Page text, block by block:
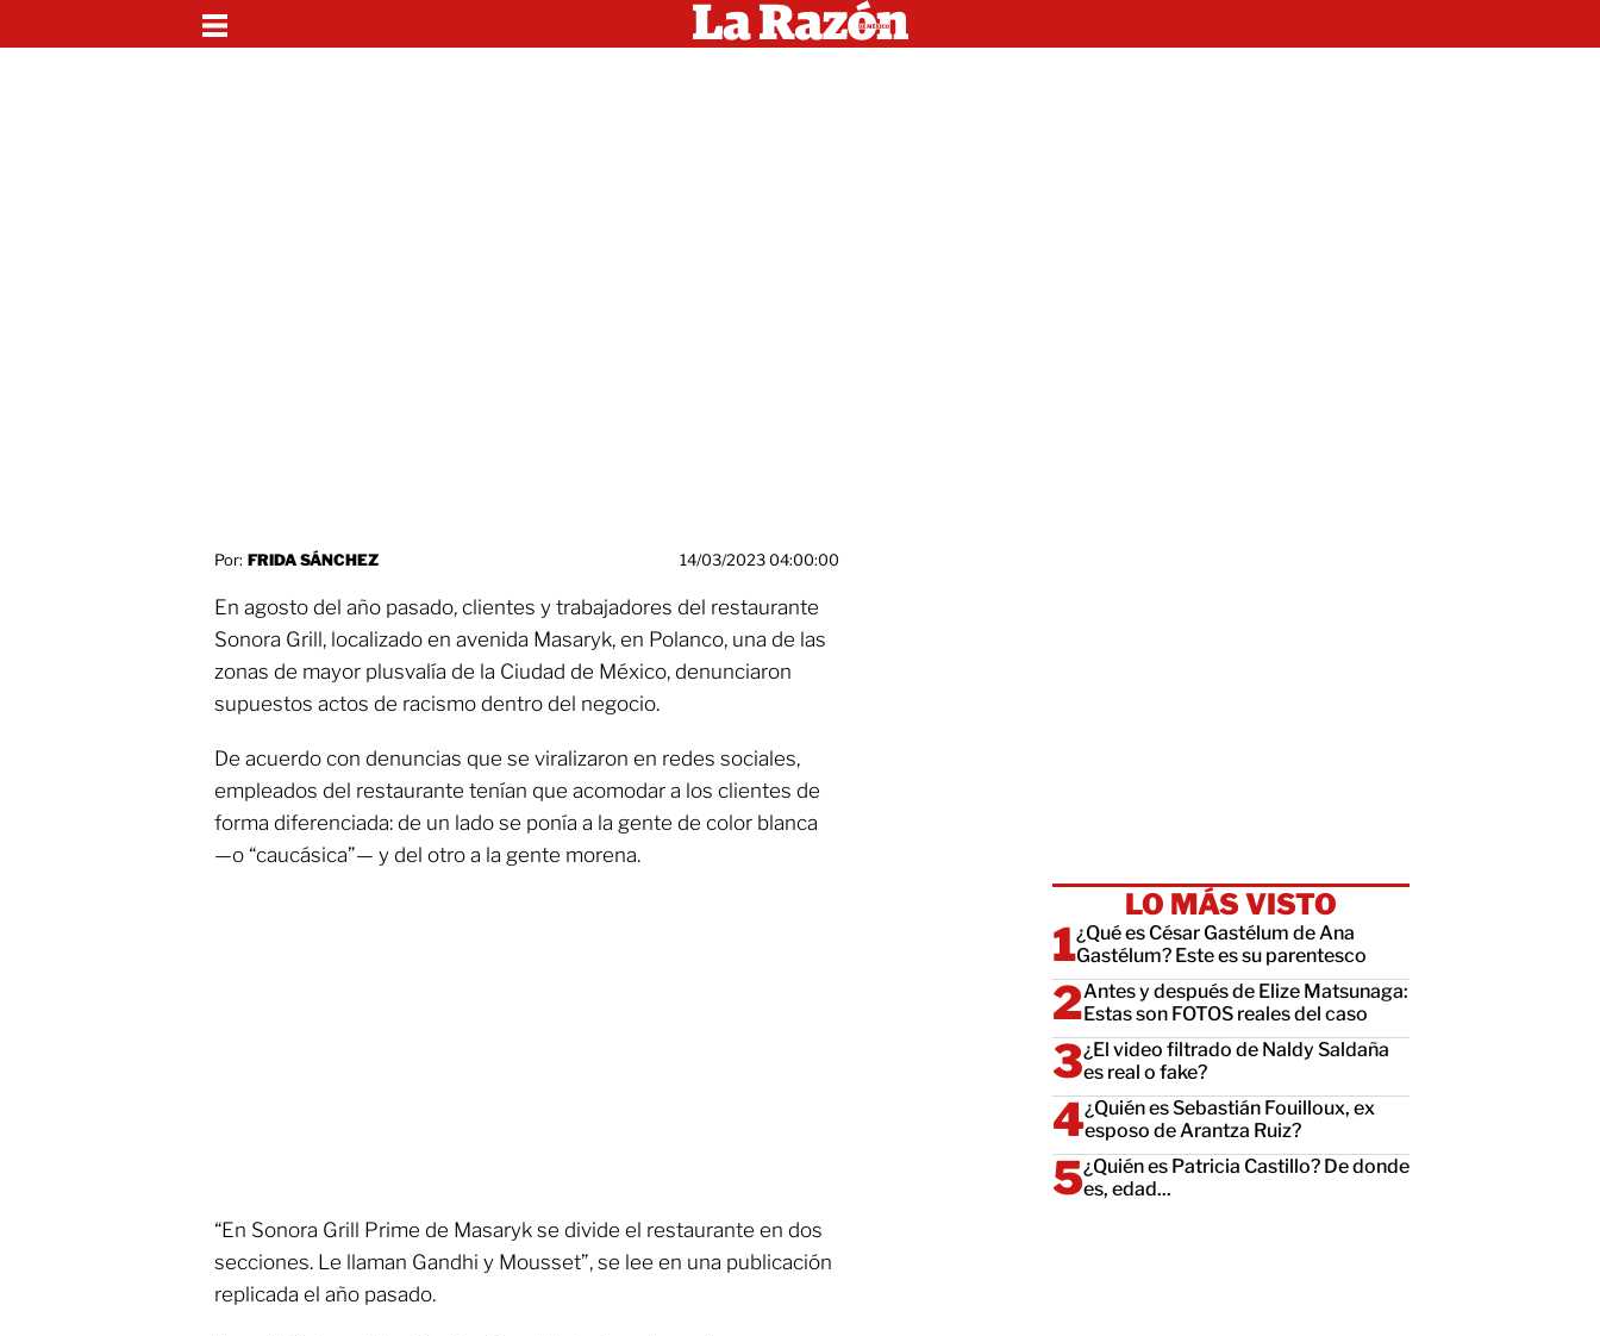
Por: FRIDA SÁNCHEZ 14/03/2023 04:00:00
En agosto del año pasado, clientes y trabajadores del restaurante
Sonora Grill, localizado en avenida Masaryk, en Polanco, una de las
zonas de mayor plusvalía de la Ciudad de México, denunciaron
supuestos actos de racismo dentro del negocio.
De acuerdo con denuncias que se viralizaron en redes sociales,
empleados del restaurante tenían que acomodar a los clientes de
forma diferenciada: de un lado se ponía a la gente de color blanca
—o “caucásica”— y del otro a la gente morena.
“En Sonora Grill Prime de Masaryk se divide el restaurante en dos
secciones. Le llaman Gandhi y Mousset”, se lee en una publicación
replicada el año pasado.
LO MÁS VISTO
¿Qué es César Gastélum de Ana
Gastélum? Este es su parentesco
Antes y después de Elize Matsunaga:
Estas son FOTOS reales del caso
¿El video filtrado de Naldy Saldaña
es real o fake?
¿Quién es Sebastián Fouilloux, ex
esposo de Arantza Ruiz?
¿Quién es Patricia Castillo? De donde
es, edad...